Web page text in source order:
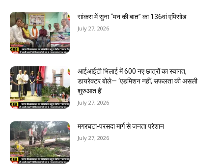
सांकरा में सुना “मन की बात” का 136वां एपिसोड
July 27, 2026
आईआईटी भिलाई में 600 नए छात्रों का स्वागत,
डायरेक्टर बोले— ‘एडमिशन नहीं, सफलता की असली
शुरुआत है’
July 27, 2026
मगरघटा-परसदा मार्ग से जनता परेशान
July 27, 2026